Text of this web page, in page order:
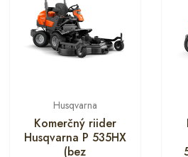
Husqvarna
Komerčný riider
Husqvarna P 535HX
(bez